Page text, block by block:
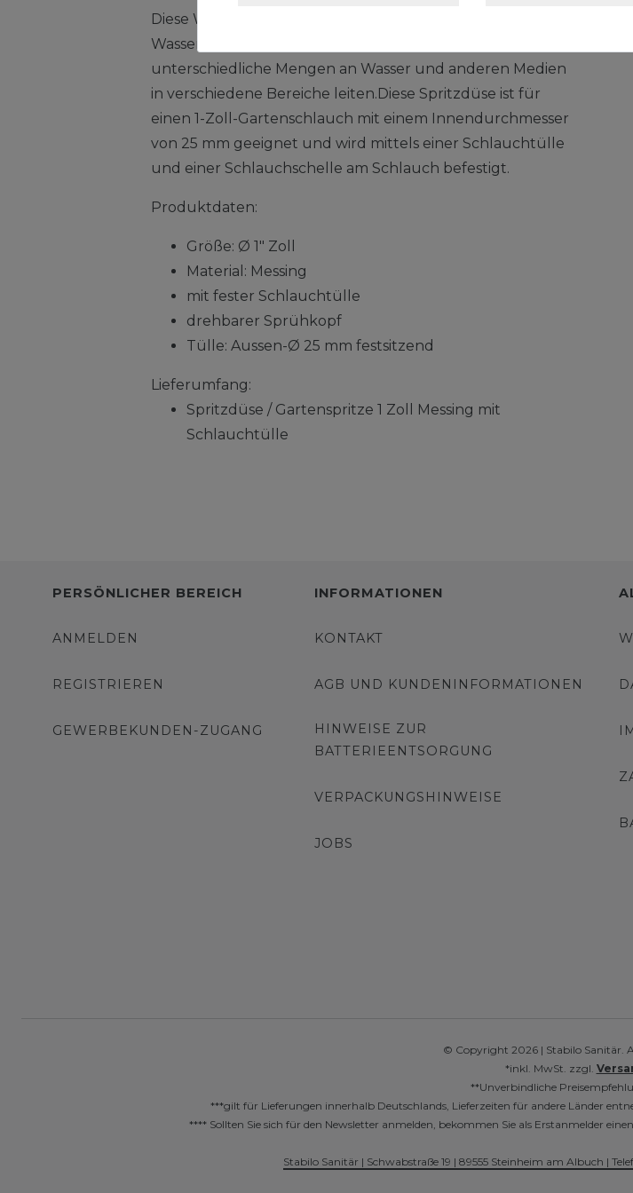
Diese Wasserspritzen werden im Gartenbau an
Wasserschläuche angeschlossen und können
unterschiedliche Mengen an Wasser und anderen Medien
in verschiedene Bereiche leiten.Diese Spritzdüse ist für
einen 1-Zoll-Gartenschlauch mit einem Innendurchmesser
von 25 mm geeignet und wird mittels einer Schlauchtülle
und einer Schlauchschelle am Schlauch befestigt.
Produktdaten:
Größe: Ø 1" Zoll
Material: Messing
mit fester Schlauchtülle
drehbarer Sprühkopf
Tülle: Aussen-Ø 25 mm festsitzend
Lieferumfang:
Spritzdüse / Gartenspritze 1 Zoll Messing mit
Schlauchtülle
PERSÖNLICHER BEREICH
ANMELDEN
REGISTRIEREN
GEWERBEKUNDEN-ZUGANG
INFORMATIONEN
KONTAKT
AGB UND KUNDENINFORMATIONEN
HINWEISE ZUR
BATTERIEENTSORGUNG
VERPACKUNGSHINWEISE
JOBS
© Copyright 2026 | Stabilo Sanitär.
*inkl. MwSt. zzgl.
**Unverbindliche
***gilt für Lieferungen innerhalb Deutschlands, Lieferzeiten für andere Länder
**** Sollten Sie sich für den Newsletter anmelden, bekommen Sie als Erstanmelder
Stabilo Sanitär | Schwabstraße 19 | 89555 Steinheim am Albuch |